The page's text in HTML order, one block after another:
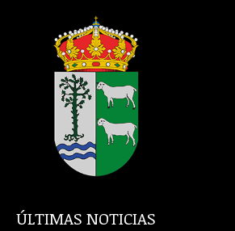
ÚLTIMAS NOTICIAS